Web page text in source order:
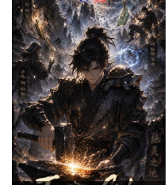
Tu Chân
Tu Tiên
Tội Phạm
Vô Địch
Võ Hiệp
Võng Du